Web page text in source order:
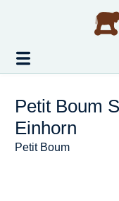
Zum Hauptinhalt
Petit Boum
Einhorn
Petit Boum
Bildergalerie